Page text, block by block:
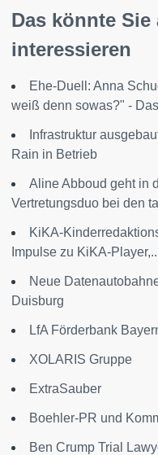
Das könnte Sie
interessieren
Ehe-Duell: Anna
weiß denn sowas?" -
Infrastruktur
Rain in Betrieb
Aline Abboud geht in
Vertretungsduo bei den
KiKA-
Impulse zu KiKA-
Neue
Duisburg
LfA Förderbank
XOLARIS Gruppe
ExtraSauber
Boehler-PR und
Ben Crump Trial